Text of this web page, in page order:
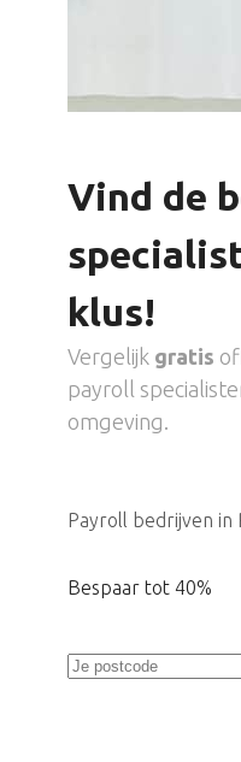
Vind de
klus!
Vergelijk gratis
payroll
omgeving.
Payroll bedrijven in
Bespaar tot 40%